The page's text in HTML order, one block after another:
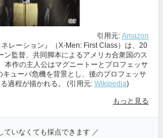
引用元: Amazon
ネレーション』（X-Men: First Class）は、20
ン監督、共同脚本によるアメリカ合衆国のス
本作の主人公はマグニートーとプロフェッサ
ューバ危機を背景とし、後のプロフェッサ
過程が描かれる。 (引用元: Wikipedia)
もっと見る
ていなくても採点できます ／